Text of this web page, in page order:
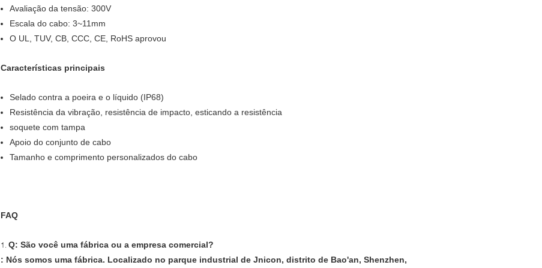
Avaliação da tensão: 300V
Escala do cabo: 3~11mm
O UL, TUV, CB, CCC, CE, RoHS aprovou
Características principais
Selado contra a poeira e o líquido (IP68)
Resistência da vibração, resistência de impacto, esticando a resistência
soquete com tampa
Apoio do conjunto de cabo
Tamanho e comprimento personalizados do cabo
FAQ
1. Q: São você uma fábrica ou a empresa comercial?
: Nós somos uma fábrica. Localizado no parque industrial de Jnicon, distrito de Bao'an, Shenzhen,